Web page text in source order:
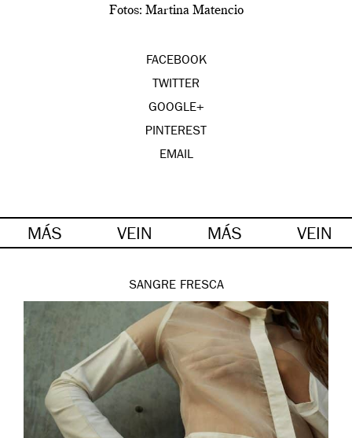
Fotos: Martina Matencio
FACEBOOK
TWITTER
GOOGLE+
PINTEREST
EMAIL
MÁS VEIN MÁS VEIN
SANGRE FRESCA